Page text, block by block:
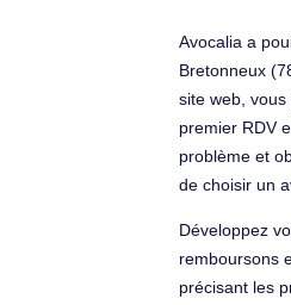
Avocalia a
Bretonneux
site web,
premier RDV
problème et
de choisir un
Développez
remboursons
précisant les